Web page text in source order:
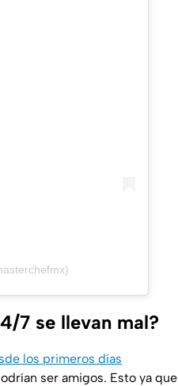
7 se llevan mal?
los primeros días
ser amigos. Esto ya que